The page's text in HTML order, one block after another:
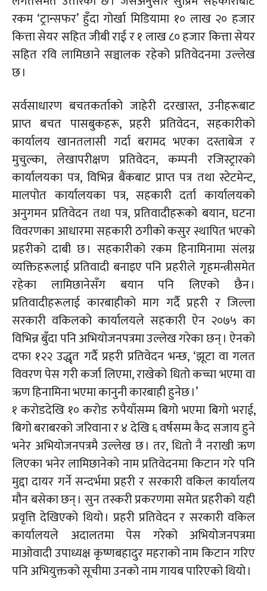
रकम ‘ट्रान्सफर’ हुँदा गोर्खा मिडियामा १० लाख २० हजार
कित्ता सेयर सहित जीबी राई र १ लाख ८० हजार कित्ता सेयर
सहित रवि लामिछाने सञ्चालक रहेको प्रतिवेदनमा उल्लेख
छ ।
सर्वसाधारण बचतकर्ताको जाहेरी दरखास्त, उनीहरूबाट
प्राप्त बचत पासबुकहरू, प्रहरी प्रतिवेदन, सहकारीको
कार्यालय खानतलासी गर्दा बरामद भएका दस्ताबेज र
मुचुल्का, लेखापरीक्षण प्रतिवेदन, कम्पनी रजिस्ट्रारको
कार्यालयका पत्र, विभिन्न बैंकबाट प्राप्त पत्र तथा स्टेटमेन्ट,
मालपोत कार्यालयका पत्र, सहकारी दर्ता कार्यालयको
अनुगमन प्रतिवेदन तथा पत्र, प्रतिवादीहरूको बयान, घटना
विवरणका आधारमा सहकारी ठगीको कसुर स्थापित भएको
प्रहरीको दाबी छ । सहकारीको रकमहिनामिनामा संलग्न
व्यक्तिहरूलाई प्रतिवादी बनाइए पनि प्रहरीले गृहमन्त्रीसमेत
रहेका लामिछानेसँग बयान पनि लिएको छैन ।
प्रतिवादीहरूलाई कारबाहीको माग गर्दै प्रहरी र जिल्ला
सरकारी वकिलको कार्यालयले सहकारी ऐन २०७५ का
विभिन्न बुँदा पनिअभियोजनपत्रमाउल्लेख गरेका छन् । ऐनको
दफा १२२ उद्धृत गर्दै प्रहरी प्रतिवेदन भन्छ, ‘झूटा वा गलत
विवरण पेस गरी कर्जा लिएमा, राखेको धितो कच्चा भएमा वा
ऋण हिनामिना भएमा कानुनी कारबाही हुनेछ ।’
१ करोडदेखि १० करोड रुपैयाँसम्म बिगो भएमा बिगोभराई,
बिगो बराबरको जरिवाना र ४ देखि ६ वर्षसम्म कैद सजाय हुने
भनेर अभियोजनपत्रमैउल्लेख छ । तर, धितो नै नराखी ऋण
लिएका भनेर लामिछानेको नाम प्रतिवेदनमा किटान गरे पनि
मुद्दा दायर गर्ने सन्दर्भमा प्रहरी र सरकारी वकिल कार्यालय
मौन बसेका छन् । सुन तस्करी प्रकरणमा समेत प्रहरीको यही
प्रवृत्ति देखिएको थियो । प्रहरी प्रतिवेदन र सरकारी वकिल
कार्यालयले अदालतमा पेस गरेको अभियोजनपत्रमा
माओवादी उपाध्यक्ष कृष्णबहादुर महराको नाम किटान गरिए
पनि अभियुक्तको सूचीमा उनको नाम गायब पारिएको थियो ।